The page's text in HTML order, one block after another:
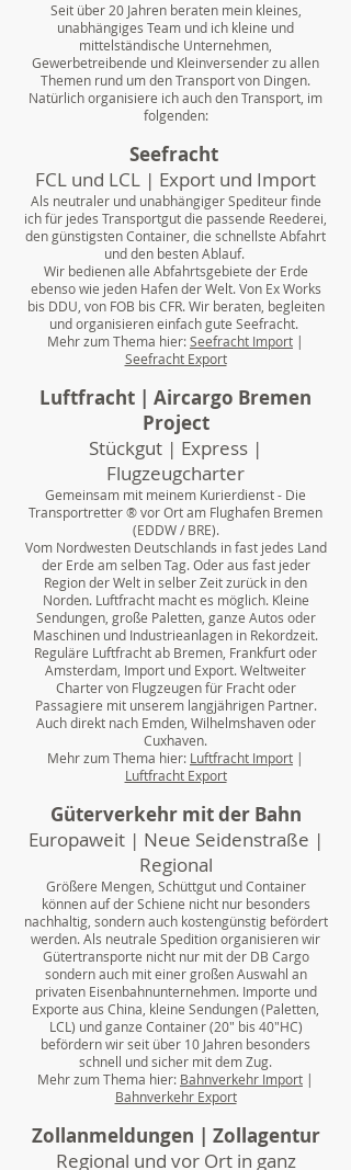
Seit über 20 Jahren beraten mein kleines,
unabhängiges Team und ich kleine und
mittelständische Unternehmen,
Gewerbetreibende und Kleinversender zu allen
Themen rund um den Transport von Dingen.
Natürlich organisiere ich auch den Transport, im
folgenden:
Seefracht
FCL und LCL | Export und Import
Als neutraler und unabhängiger Spediteur finde
ich für jedes Transportgut die passende Reederei,
den günstigsten Container, die schnellste Abfahrt
und den besten Ablauf.
Wir bedienen alle Abfahrtsgebiete der Erde
ebenso wie jeden Hafen der Welt. Von Ex Works
bis DDU, von FOB bis CFR. Wir beraten, begleiten
und organisieren einfach gute Seefracht.
Mehr zum Thema hier:Seefracht Import |
Seefracht Export
Luftfracht | Aircargo Bremen
Project
Stückgut | Express |
Flugzeugcharter
Gemeinsam mit meinem Kurierdienst - Die
Transportretter ® vor Ort am Flughafen Bremen
(EDDW / BRE).
Vom Nordwesten Deutschlands in fast jedes Land
der Erde am selben Tag. Oder aus fast jeder
Region der Welt in selber Zeit zurück in den
Norden. Luftfracht macht es möglich. Kleine
Sendungen, große Paletten, ganze Autos oder
Maschinen und Industrieanlagen in Rekordzeit.
Reguläre Luftfracht ab Bremen, Frankfurt oder
Amsterdam, Import und Export. Weltweiter
Charter von Flugzeugen für Fracht oder
Passagiere mit unserem langjährigen Partner.
Auch direkt nach Emden, Wilhelmshaven oder
Cuxhaven.
Mehr zum Thema hier: Luftfracht Import |
Luftfracht Export
Güterverkehr mit der Bahn
Europaweit | Neue Seidenstraße |
Regional
Größere Mengen, Schüttgut und Container
können auf der Schiene nicht nur besonders
nachhaltig, sondern auch kostengünstig befördert
werden. Als neutrale Spedition organisieren wir
Gütertransporte nicht nur mit der DB Cargo
sondern auch mit einer großen Auswahl an
privaten Eisenbahnunternehmen. Importe und
Exporte aus China, kleine Sendungen (Paletten,
LCL) und ganze Container (20" bis 40"HC)
befördern wir seit über 10 Jahren besonders
schnell und sicher mit dem Zug.
Mehr zum Thema hier: Bahnverkehr Import |
Bahnverkehr Export
Zollanmeldungen | Zollagentur
Regional und vor Ort in ganz